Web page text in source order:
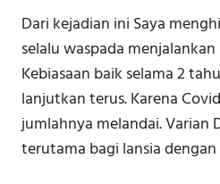
Dari kejadian ini Saya
selalu waspada
Kebiasaan baik selama 2
lanjutkan terus. Karena
jumlahnya melandai. Varian
terutama bagi lansia